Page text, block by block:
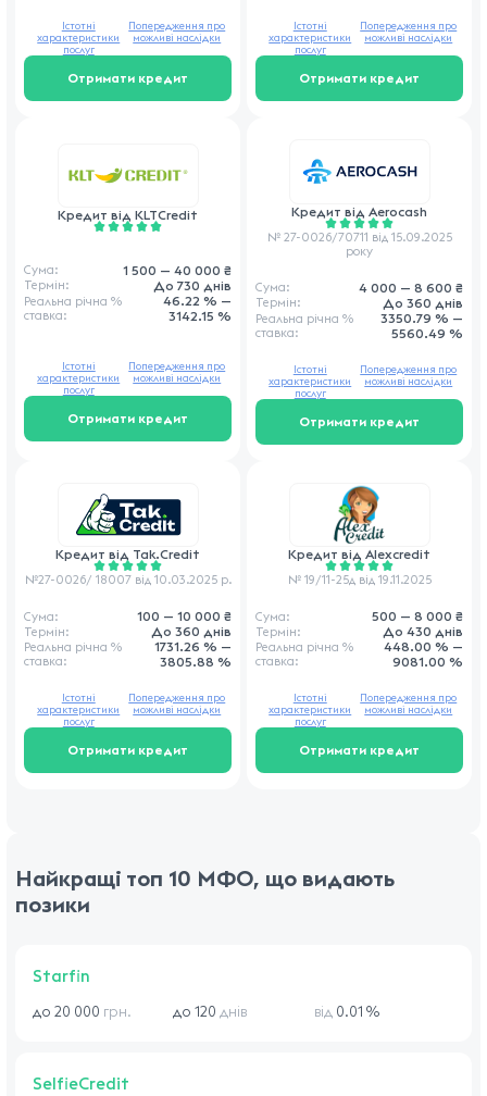
Отримати кредит
Істотні
характеристики
послуг
Попередження про
можливі наслідки
Отримати кредит
Істотні
характеристики
послуг
Попередження про
можливі наслідки
Кредит від KLTCredit
Сума: 1 500 — 40 000 ₴
Термін: До 730 днів
Реальна річна %
ставка:
46.22 % —
3142.15 %
Отримати кредит
Істотні
характеристики
послуг
Попередження про
можливі наслідки
Кредит від Aerocash
№ 27-0026/70711 від 15.09.2025
року
Сума: 4 000 — 8 600 ₴
Термін: До 360 днів
Реальна річна %
ставка:
3350.79 % —
5560.49 %
Отримати кредит
Істотні
характеристики
послуг
Попередження про
можливі наслідки
Кредит від Tak.Credit
№27-0026/ 18007 від 10.03.2025 р.
Сума: 100 — 10 000 ₴
Термін: До 360 днів
Реальна річна %
ставка:
1731.26 % —
3805.88 %
Отримати кредит
Істотні
характеристики
послуг
Попередження про
можливі наслідки
Кредит від Alexcredit
№ 19/11-25д від 19.11.2025
Сума: 500 — 8 000 ₴
Термін: До 430 днів
Реальна річна %
ставка:
448.00 % —
9081.00 %
Отримати кредит
Істотні
характеристики
послуг
Попередження про
можливі наслідки
Найкращі топ 10 МФО, що видають
позики
Starfin
до 20 000 грн. до 120днів від0.01 %
SelfieCredit